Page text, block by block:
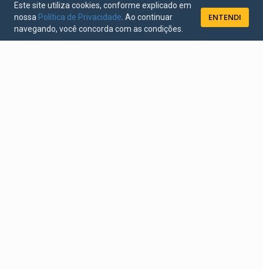
Este site utiliza cookies, conforme explicado em
nossa Política de Privacidade . Ao continuar
navegando, você concorda com as condições.
ENTENDI